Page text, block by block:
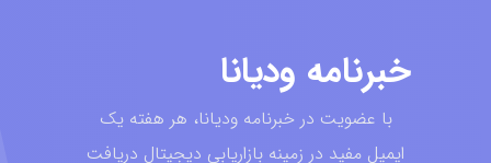
خبرنامه ودیانا
با عضویت در خبرنامه ودیانا، هر هفته یک
ایمیل مفید در زمینه بازاریابی دیجیتال دریافت